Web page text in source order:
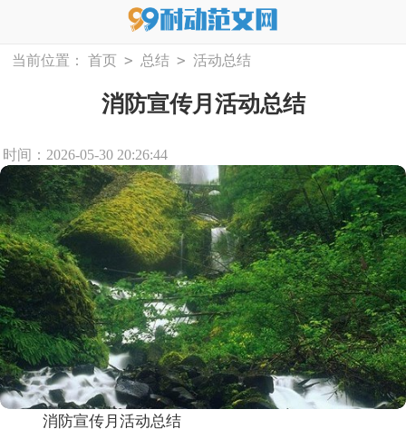
当前位置： 首页 > 总结 > 活动总结
消防宣传月活动总结
时间：2026-05-30 20:26:44
消防宣传月活动总结